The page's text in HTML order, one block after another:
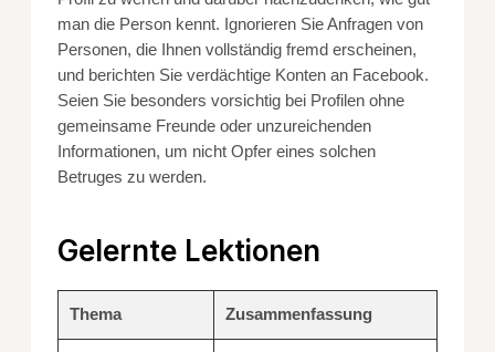
man die Person kennt. Ignorieren Sie Anfragen von
Personen, die Ihnen vollständig fremd erscheinen,
und berichten Sie verdächtige Konten an Facebook.
Seien Sie besonders vorsichtig bei Profilen ohne
gemeinsame Freunde oder unzureichenden
Informationen, um nicht Opfer eines solchen
Betruges zu werden.
Gelernte Lektionen
Thema Zusammenfassung